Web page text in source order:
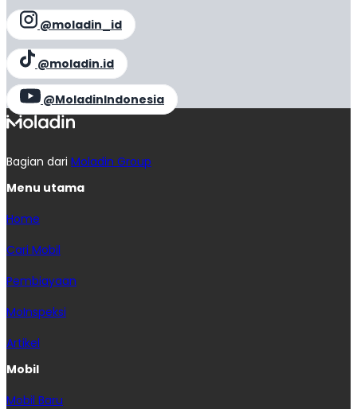
@moladin_id
@moladin.id
@MoladinIndonesia
Bagian dari Moladin Group
Menu utama
Home
Cari Mobil
Pembiayaan
MoInspeksi
Artikel
Mobil
Mobil Baru